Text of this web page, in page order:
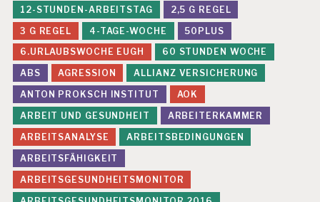
U
IE
R
U
N
G
P
S
Y
C
H
IS
C
H
E
12-STUNDEN-ARBEITSTAG
2,5 G REGEL
3 G REGEL
4-TAGE-WOCHE
50PLUS
6.URLAUBSWOCHE EUGH
60 STUNDEN WOCHE
ABS
AGRESSION
ALLIANZ VERSICHERUNG
ANTON PROKSCH INSTITUT
AOK
ARBEIT UND GESUNDHEIT
ARBEITERKAMMER
ARBEITSANALYSE
ARBEITSBEDINGUNGEN
ARBEITSFÄHIGKEIT
ARBEITSGESUNDHEITSMONITOR